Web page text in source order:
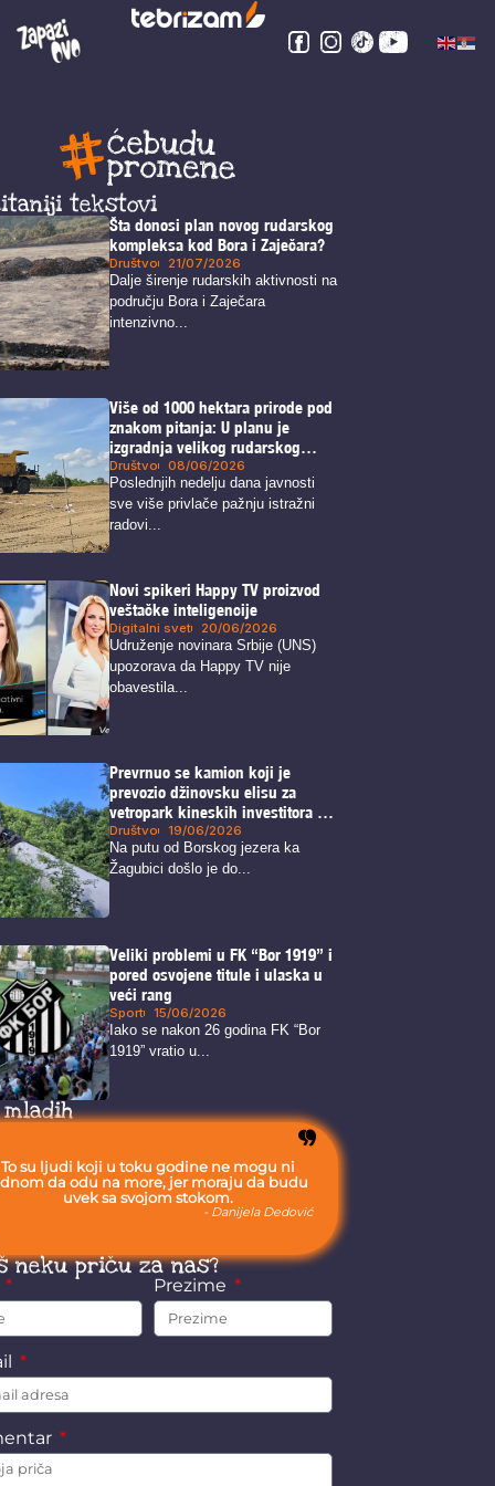
tekstovi
Šta donosi plan novog rudarskog
kompleksa kod Bora i Zaječara?
Društvo 21/07/2026
Dalje širenje rudarskih aktivnosti na
području Bora i Zaječara
intenzivno...
Više od 1000 hektara prirode pod
znakom pitanja: U planu je
izgradnja velikog rudarskog
kompleksa u blizini Zaječara
Društvo 08/06/2026
Poslednjih nedelju dana javnosti
sve više privlače pažnju istražni
radovi...
Novi spikeri Happy TV proizvod
veštačke inteligencije
Digitalni svet 20/06/2026
Udruženje novinara Srbije (UNS)
upozorava da Happy TV nije
obavestila...
Prevrnuo se kamion koji je
prevozio džinovsku elisu za
vetropark kineskih investitora na
Crnom vrhu kod Borskog jezera
Društvo 19/06/2026
Na putu od Borskog jezera ka
Žagubici došlo je do...
Veliki problemi u FK “Bor 1919” i
pored osvojene titule i ulaska u
veći rang
Sport 15/06/2026
Iako se nakon 26 godina FK “Bor
1919” vratio u...
To su ljudi koji u toku godine ne mogu ni
da odu na more, jer moraju da budu
uvek sa svojom stokom.
- Danijela Dedović
neku priču za nas?
Prezime